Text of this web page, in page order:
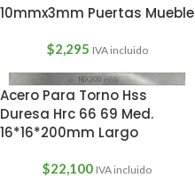
10mmx3mm Puertas Mueble
$2,295 IVA incluido
Acero Para Torno Hss
Duresa Hrc 66 69 Med.
16*16*200mm Largo
$22,100 IVA incluido